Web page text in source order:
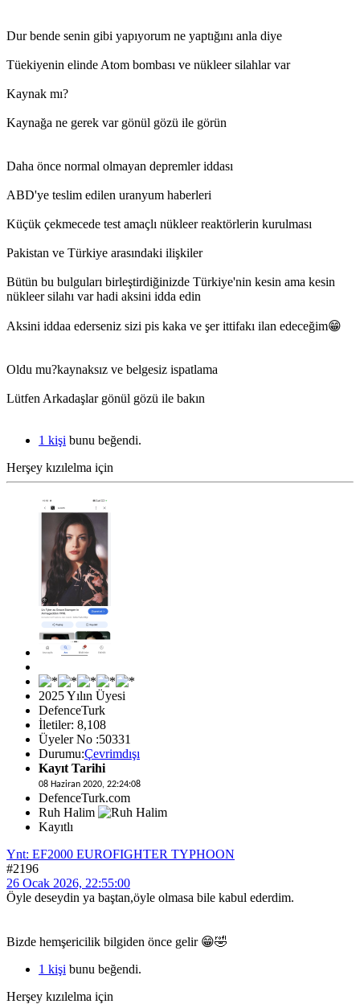
Dur bende senin gibi yapıyorum ne yaptığını anla diye
Tüekiyenin elinde Atom bombası ve nükleer silahlar var
Kaynak mı?
Kaynağa ne gerek var gönül gözü ile görün
Daha önce normal olmayan depremler iddası
ABD'ye teslim edilen uranyum haberleri
Küçük çekmecede test amaçlı nükleer reaktörlerin kurulması
Pakistan ve Türkiye arasındaki ilişkiler
Bütün bu bulguları birleştirdiğinizde Türkiye'nin kesin ama kesin
nükleer silahı var hadi aksini idda edin
Aksini iddaa ederseniz sizi pis kaka ve şer ittifakı ilan edeceğim😁
Oldu mu?kaynaksız ve belgesiz ispatlama
Lütfen Arkadaşlar gönül gözü ile bakın
1 kişi bunu beğendi.
Herşey kızılelma için
2025 Yılın Üyesi
DefenceTurk
İletiler: 8,108
Üyeler No :50331
Durumu:Çevrimdışı
Kayıt Tarihi
08 Haziran 2020, 22:24:08
DefenceTurk.com
Ruh Halim
Kayıtlı
Ynt: EF2000 EUROFIGHTER TYPHOON
#2196
26 Ocak 2026, 22:55:00
Öyle deseydin ya baştan,öyle olmasa bile kabul ederdim.
Bizde hemşericilik bilgiden önce gelir 😁🤣
1 kişi bunu beğendi.
Herşey kızılelma için